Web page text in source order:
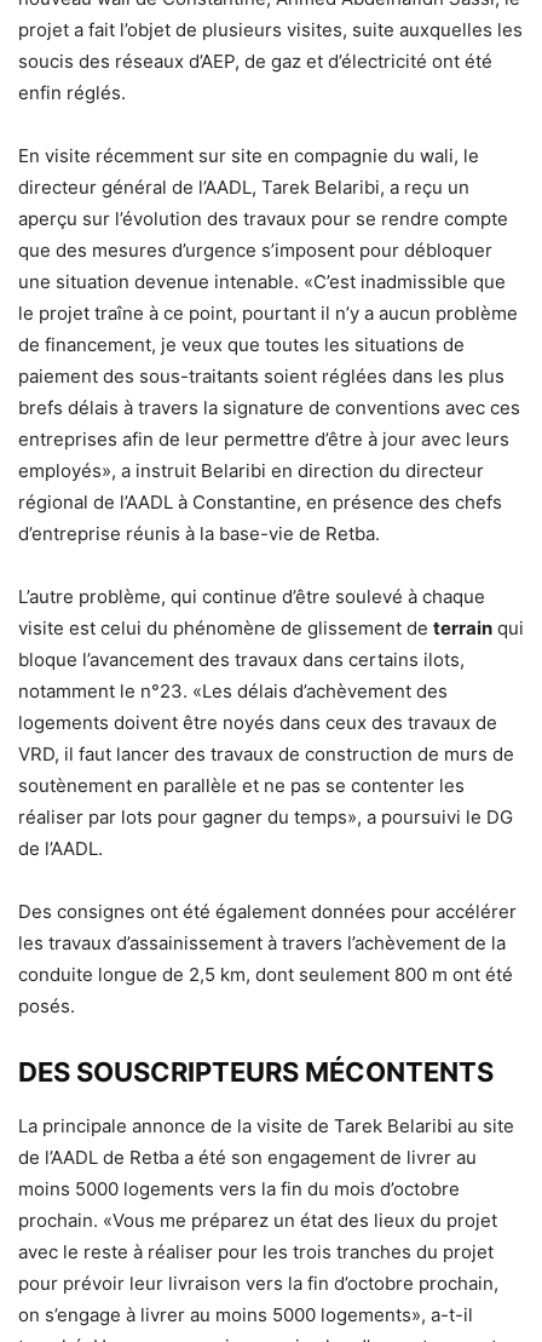
projet a fait l’objet de plusieurs visites, suite auxquelles les
soucis des réseaux d’AEP, de gaz et d’électricité ont été
enfin réglés.
En visite récemment sur site en compagnie du wali, le
directeur général de l’AADL, Tarek Belaribi, a reçu un
aperçu sur l’évolution des travaux pour se rendre compte
que des mesures d’urgence s’imposent pour débloquer
une situation devenue intenable. «C’est inadmissible que
le projet traîne à ce point, pourtant il n’y a aucun problème
de financement, je veux que toutes les situations de
paiement des sous-traitants soient réglées dans les plus
brefs délais à travers la signature de conventions avec ces
entreprises afin de leur permettre d’être à jour avec leurs
employés», a instruit Belaribi en direction du directeur
régional de l’AADL à Constantine, en présence des chefs
d’entreprise réunis à la base-vie de Retba.
L’autre problème, qui continue d’être soulevé à chaque
visite est celui du phénomène de glissement de terrain qui
bloque l’avancement des travaux dans certains ilots,
notamment le n°23. «Les délais d’achèvement des
logements doivent être noyés dans ceux des travaux de
VRD, il faut lancer des travaux de construction de murs de
soutènement en parallèle et ne pas se contenter les
réaliser par lots pour gagner du temps», a poursuivi le DG
de l’AADL.
Des consignes ont été également données pour accélérer
les travaux d’assainissement à travers l’achèvement de la
conduite longue de 2,5 km, dont seulement 800 m ont été
posés.
DES SOUSCRIPTEURS MÉCONTENTS
La principale annonce de la visite de Tarek Belaribi au site
de l’AADL de Retba a été son engagement de livrer au
moins 5000 logements vers la fin du mois d’octobre
prochain. «Vous me préparez un état des lieux du projet
avec le reste à réaliser pour les trois tranches du projet
pour prévoir leur livraison vers la fin d’octobre prochain,
on s’engage à livrer au moins 5000 logements», a-t-il